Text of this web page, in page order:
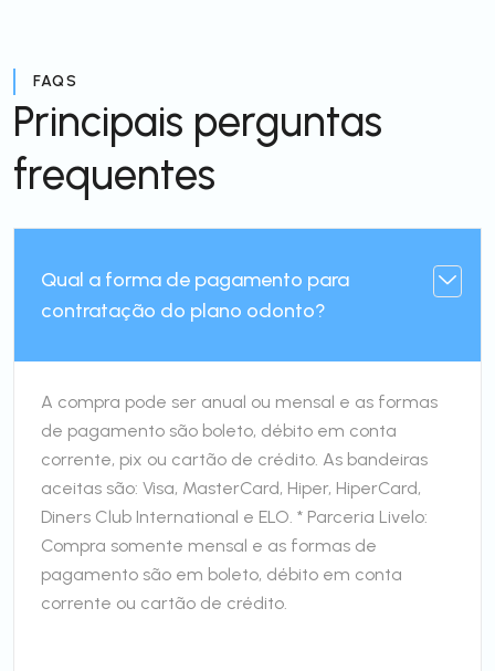
FAQS
Principais perguntas
frequentes
Qual a forma de pagamento para
contratação do plano odonto?
A compra pode ser anual ou mensal e as formas
de pagamento são boleto, débito em conta
corrente, pix ou cartão de crédito. As bandeiras
aceitas são: Visa, MasterCard, Hiper, HiperCard,
Diners Club International e ELO. * Parceria Livelo:
Compra somente mensal e as formas de
pagamento são em boleto, débito em conta
corrente ou cartão de crédito.